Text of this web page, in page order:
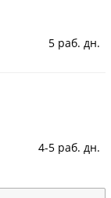
5 раб. дн.
4-5 раб. дн.